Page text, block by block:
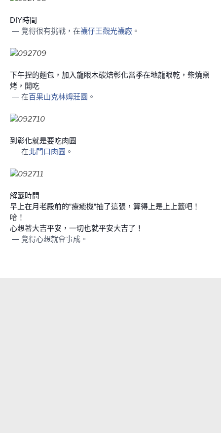
DIY時間
— 覺得很有挑戰，在襪仔王觀光襪廠 。
下午捏的麵包，加入龍眼木碳焙彰化當季在地龍眼乾，柴燒窯
烤，開吃
— 在百果山克林姆莊園 。
到彰化就是要吃肉圓
— 在北門口肉圓 。
解籤時間
早上在月老殿前的”療癒機”抽了這張，算得上是上上籤吧！
哈！
心想著大吉平安，一切也就平安大吉了！
— 覺得心想就會事成。